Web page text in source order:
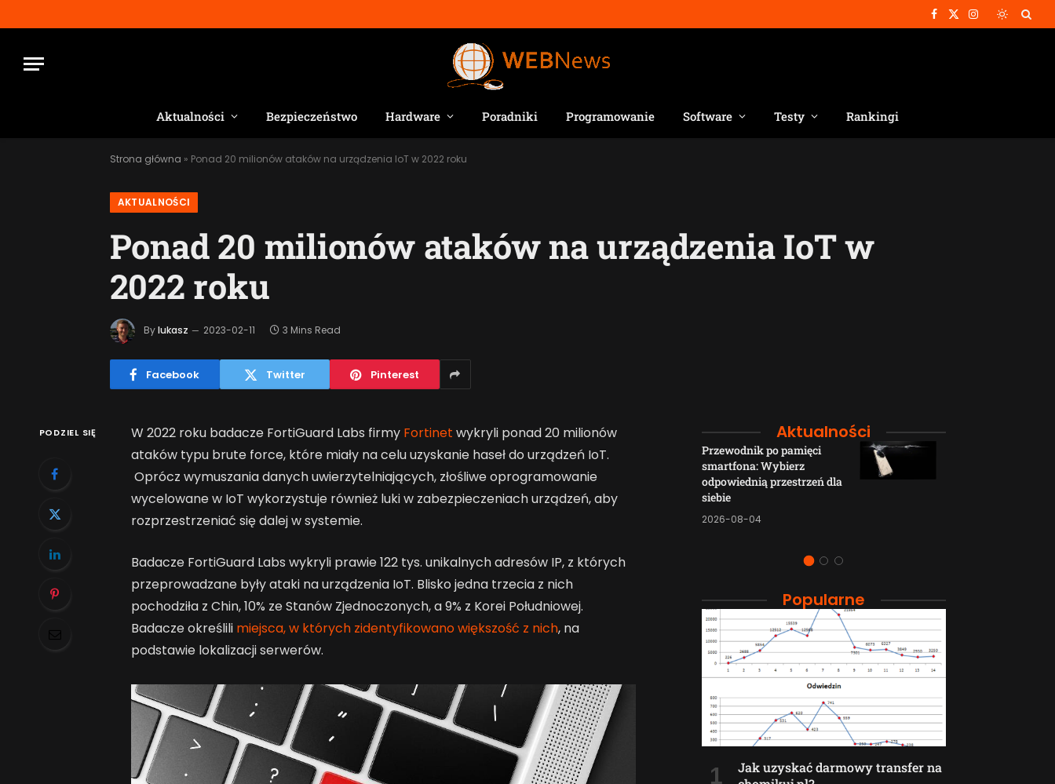
Facebook
X
Instagram
Aktualności Bezpieczeństwo Hardware Poradniki Programowanie Software Testy Rankingi
Strona główna » Ponad 20 milionów ataków na urządzenia IoT w 2022 roku
AKTUALNOŚCI
Ponad 20 milionów ataków na urządzenia IoT w
2022 roku
By lukasz 2023-02-11 3 Mins Read
Facebook Twitter Pinterest
PODZIEL SIĘ W 2022 roku badacze FortiGuard Labs firmy Fortinet wykryli ponad 20 milionów
ataków typu brute force, które miały na celu uzyskanie haseł do urządzeń IoT.
Oprócz wymuszania danych uwierzytelniających, złośliwe oprogramowanie
wycelowane w IoT wykorzystuje również luki w zabezpieczeniach urządzeń, aby
rozprzestrzeniać się dalej w systemie.
Badacze FortiGuard Labs wykryli prawie 122 tys. unikalnych adresów IP, z których
przeprowadzane były ataki na urządzenia IoT. Blisko jedna trzecia z nich
pochodziła z Chin, 10% ze Stanów Zjednoczonych, a 9% z Korei Południowej.
Badacze określili miejsca, w których zidentyfikowano większość z nich, na
podstawie lokalizacji serwerów.
Aktualności
Jak AI zmienia e-
Przewodnik po pamięci
smartfona: Wybierz
odpowiednią przestrzeń dla
siebie
2026-08-04
Popularne
Jak uzyskać darmowy transfer na